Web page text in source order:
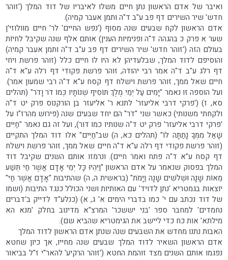
ואיבר של אדם הראשון נתן חיים משלו לאיבריו של דוד המלך ('זוהר
חדש' שיר השירים דף פב ע"ב ד"ה ותמן אעבר קמיה).
אדם הראשון לקח שבעים שנה מסוף ('נפש החיים' לר' חיים מוולוזי'ן
שער א פרק כ בהגהה ד"ה ופנימיות הענין) אותם אלף שנה שקיבל לחיוֹת
בעולם הזה ('זוהר חדש' שיר השירים דף פב ע"ב ד"ה ותמן אעבר קמיה)
והוסיפם לדוד המלך, שבלעדיהן לא היו לו חיים כלל (זוהר פרשת ויחי
דף רלג ע"ב ד"ה אמר רבי יהודה, זוהר פרשת פקודי דף רלה ע"א ד"ה
חיים שאל ממך, זוהר פרשת וישלח דף קסח ע"א ד"ה רבי שמעון אמר).
ועל הוספה זו נאמר "יָמִים עַל יְמֵי מֶלֶךְ תּוֹסִיף שְׁנוֹתָיו כְּמוֹ דֹר וָדֹר" (תהלים
סא, ז) ('פרקי דרבי אליעזר' לתנא ר' אליעזר בן הורקנוס פרק יט ד"ה
ולקחתי משנותי) כאשר שני "דֹר" הם יחד שבעים שנה (פירוש מהרז"ו על
'פרקי דרבי אליעזר' פרק יט ד"ה שנותיו כמו דור), ועל זה גם נאמר "חַיִּים
שָׁאַל מִמְּךָ נָתַתָּה לּוֹ" (תהלים כא, ה) שב"חַיִּים" אלו דוד המלך התקיים
(זוהר פרשת פקודי דף רלה ע"א ד"ה חיים שאל ממך, זוהר פרשת וישלח
דף קסח ע"א ד"ה פתח ואמר חיים). ונרמזו אותם השנים שקיבל דוד
המלך בפסוק שנאמר על אדם הראשון "וַיִּהְיוּ כָּל יְמֵי אָדָם אֲשֶׁר חַי תְּשַׁע
מֵאוֹת שָׁנָה וּשְׁלֹשִׁים שָׁנָה וַיָּמֹת" (בראשית ה, ה) שהתיבות "אָדָם אֲשֶׁר חַי"
יוצאות בגמטריא 'נתן לדויד' עם האותיות ושני הכולל כנגד התיבות (ושמו
של דוד נכתב עם י' כמו בדברי הימים א' ג, א) (כנלע"ד לדייק ב'דברים
נחמדים' למחבר ספר 'בני יששכר' המרצ"א מדינוב בחלק 'מנא הא
מילתא' אות כח כדי ליישב את הגימטריא שהביא שם).
האבות נתנו מחדש את השבעים שנה שנתן אדם הראשון לדוד המלך
אדם הראשון השאיר לדוד המלך שבעים שנה מחייו, אך כיון שחטא
נפגמו אותם השנים מצד זוהמת החטא ('זוהר הרקיע' להאר"י ז"ל בביאור